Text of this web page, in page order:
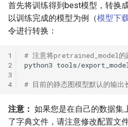
首先将训练得到best模型，转换
以训练完成的模型为例（模型下
令进行转换：
1
2
3
4
# 注意将pretrained_model的
python3 tools/
# 目前的静态图模型默认的输
注意： 如果您是在自己的数据集
了字典文件，请注意修改配置文